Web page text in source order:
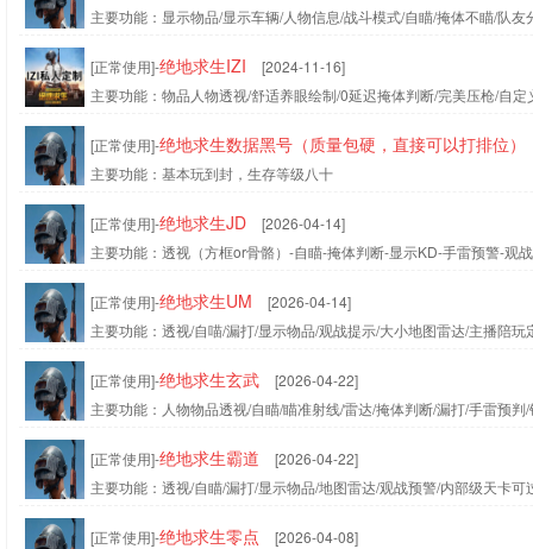
主要功能：显示物品/显示车辆/人物信息/战斗模式/自瞄/掩体不瞄/队友
[正常使用]-绝地求生IZI
[2024-11-16]
主要功能：物品人物透视/舒适养眼绘制/0延迟掩体判断/完美压枪/自
[正常使用]-绝地求生数据黑号（质量包硬，直接可以打排位）
主要功能：基本玩到封，生存等级八十
[正常使用]-绝地求生JD
[2026-04-14]
主要功能：透视（方框or骨骼）-自瞄-掩体判断-显示KD-手雷预警-观
[正常使用]-绝地求生UM
[2026-04-14]
主要功能：透视/自喵/漏打/显示物品/观战提示/大小地图雷达/主播陪
[正常使用]-绝地求生玄武
[2026-04-22]
主要功能：人物物品透视/自瞄/瞄准射线/雷达/掩体判断/漏打/手雷预
[正常使用]-绝地求生霸道
[2026-04-22]
主要功能：透视/自瞄/漏打/显示物品/地图雷达/观战预警/内部级天卡
[正常使用]-绝地求生零点
[2026-04-08]